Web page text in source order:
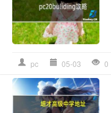
pc 05-03 0